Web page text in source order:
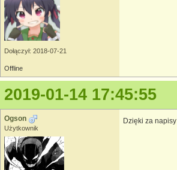
Dołączył: 2018-07-21
Offline
2019-01-14 17:45:55
Ogson
Użytkownik
Dzięki za napisy